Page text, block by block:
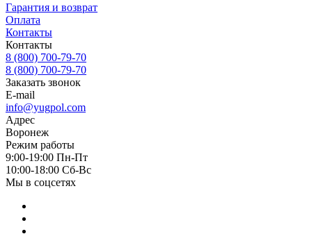
Гарантия и возврат
Оплата
Контакты
Контакты
8 (800) 700-79-70
8 (800) 700-79-70
Заказать звонок
E-mail
info@yugpol.com
Адрес
Воронеж
Режим работы
9:00-19:00 Пн-Пт
10:00-18:00 Cб-Вс
Мы в соцсетях